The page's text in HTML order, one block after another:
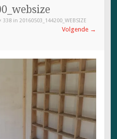
338 in20160503_144200_WEBSIZE
Volgende →